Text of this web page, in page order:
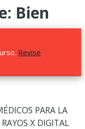
Bien
Revise
PARA LA
X DIGITAL